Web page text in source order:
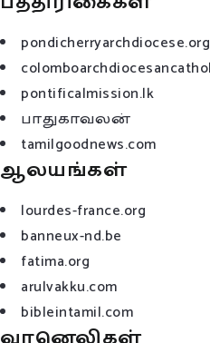
pondicherryarchdiocese.org
pontificalmission.lk
பாதுகாவலன்
tamilgoodnews.com
ஆலயங்கள்
lourdes-france.org
banneux-nd.be
fatima.org
arulvakku.com
bibleintamil.com